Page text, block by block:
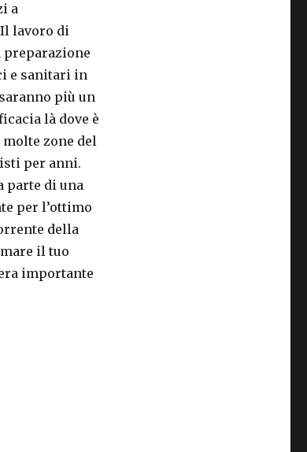
a
lavoro di
e sanitari in
più un
là dove è
zone del
per anni.
parte di una
per l’ottimo
della
il tuo
importante